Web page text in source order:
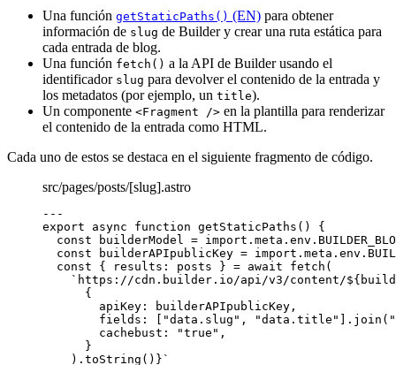
Una función getStaticPaths() (EN) para obtener
información de slug de Builder y crear una ruta estática para
cada entrada de blog.
Una función fetch() a la API de Builder usando el
identificador slug para devolver el contenido de la entrada y
los metadatos (por ejemplo, un title).
Un componente <Fragment /> en la plantilla para renderizar
el contenido de la entrada como HTML.
Cada uno de estos se destaca en el siguiente fragmento de código.
src/pages/posts/[slug].astro
---
export
async function getStaticPaths ()
{
const
builderModel = import. meta . env .
const
builderAPIpublicKey = import. meta . env .
const {
results : posts } = await fetch (
` https://cdn.builder.io/api/v3/content/${
{
apiKey:
builderAPIpublicKey ,
fields:
"data.slug " , "data.title " . join ( "
cachebust:
"true " ,
}
) . toString () } `